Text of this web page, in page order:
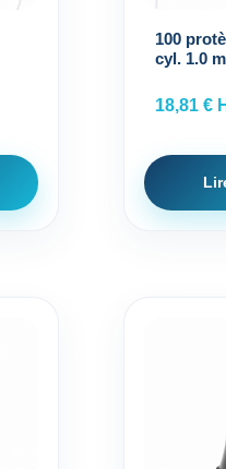
100
cyl. 1.0
18,81€